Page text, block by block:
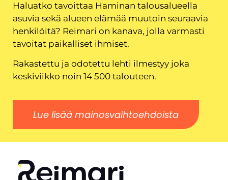
Haluatko tavoittaa Haminan talousalueella
asuvia sekä alueen elämää muutoin seuraavia
henkilöitä? Reimari on kanava, jolla varmasti
tavoitat paikalliset ihmiset.
Rakastettu ja odotettu lehti ilmestyy joka
keskiviikko noin 14 500 talouteen.
Lue lisää mainosvaihtoehdoista